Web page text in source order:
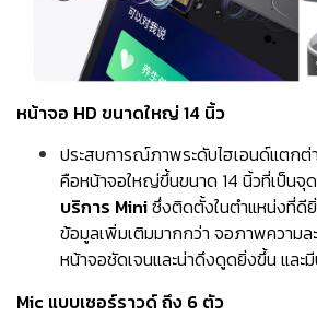
หน้าจอ HD ขนาดใหญ่ 14 นิ้ว
ประสบการณ์ภาพระดับไฮเอนด์แตก
คือหน้าจอใหญ่ขึ้นขนาด 14 นิ้วที่เป็นจุ
บริการ Miniซึ่งติดตั้งในตำแหน่งที่ดี
ข้อมูลเพิ่มเติมมากกว่า จอภาพความล
หน้าจอชัดเจนและน่าดึงดูดยิ่งขึ้น และ
Mic แบบเซอร์ราวด์ ถึง 6 ตัว